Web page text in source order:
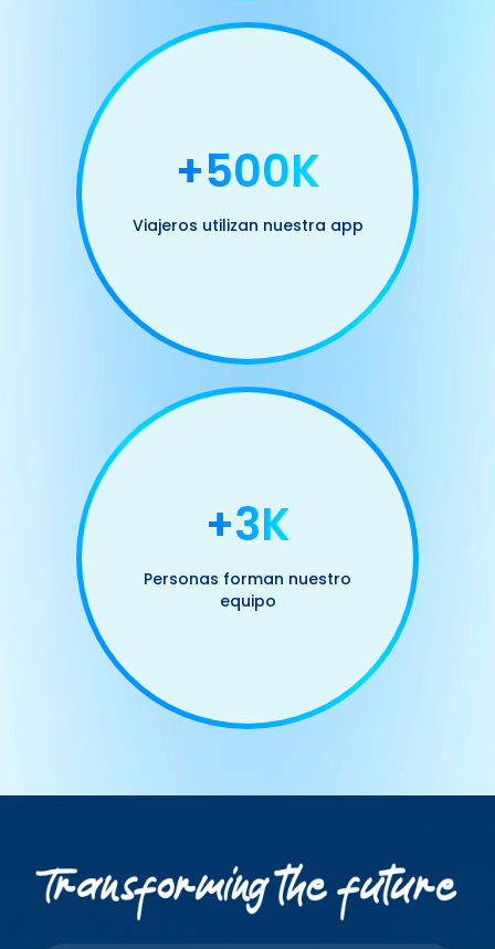
+500K
Viajeros utilizan nuestra app
+3K
Personas forman nuestro
equipo